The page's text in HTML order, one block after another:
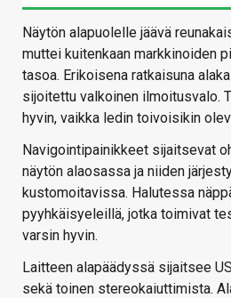
Näytön alapuolelle jäävä
muttei kuitenkaan markkinoiden
tasoa. Erikoisena ratkaisuna
sijoitettu valkoinen ilmoitusvalo.
hyvin, vaikka ledin toivoisikin
Navigointipainikkeet sijaitsevat
näytön alaosassa ja niiden
kustomoitavissa. Halutessa
pyyhkäisyeleillä, jotka toimivat
varsin hyvin.
Laitteen alapäädyssä sijaitsee
sekä toinen stereokaiuttimista.